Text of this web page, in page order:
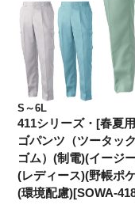
S～6L
411シリーズ・[春夏
ゴパンツ（ツータッ
ゴム）(制電)(イージ
(レディース)(野帳ポ
(環境配慮)[SOWA-